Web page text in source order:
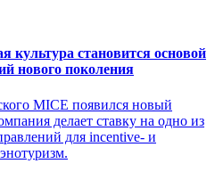
становится основой
нового поколения
MICE появился новый
делает ставку на одно из
для incentive- и